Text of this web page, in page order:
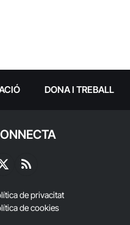
DONA I TREBALL
X
RSS
de privacitat
de cookies